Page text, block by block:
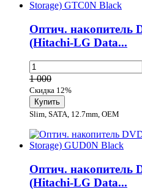
Оптич. накопитель
(Hitachi-LG Data...
1 000
Скидка 12%
Slim, SATA, 12.7mm, OEM
Оптич. накопитель
(Hitachi-LG Data...